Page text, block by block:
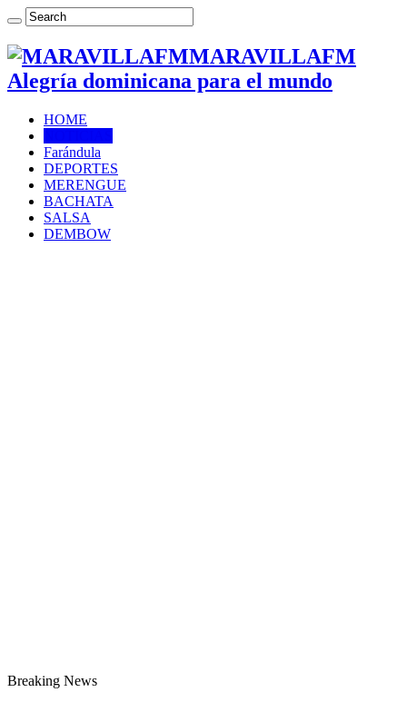
MARAVILLAFM
Alegría dominicana para el mundo
HOME
Farándula
DEPORTES
MERENGUE
BACHATA
SALSA
DEMBOW
Breaking News